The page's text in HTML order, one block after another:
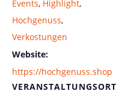
Events, Highlight,
Hochgenuss,
Verkostungen
Website:
https://hochgenuss.shop
VERANSTALTUNGSORT